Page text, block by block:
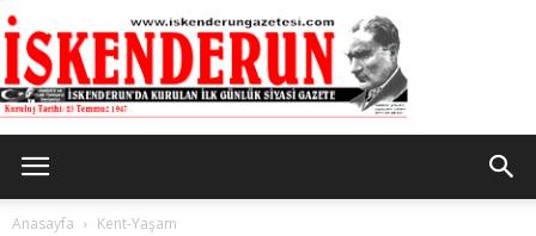
Anasayfa Kent-Yaşam